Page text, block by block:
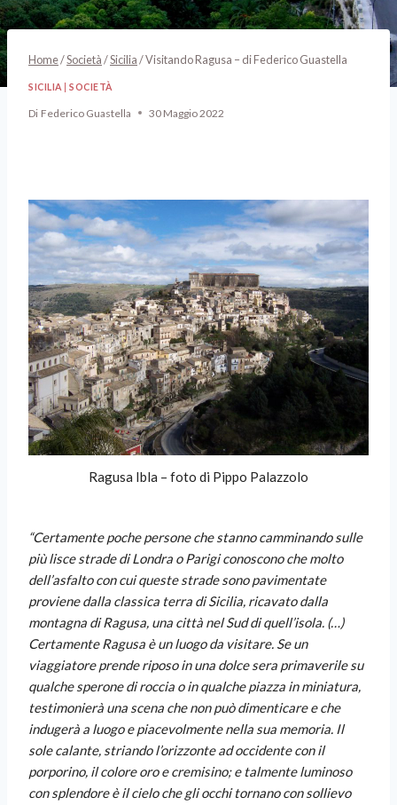
Home/Società/Sicilia/Visitando Ragusa – di Federico Guastella
SICILIA |SOCIETÀ
Di Federico Guastella 30 Maggio 2022
Ragusa Ibla – foto di Pippo Palazzolo
“Certamente poche persone che stanno camminando sulle
più lisce strade di Londra o Parigi conoscono che molto
dell’asfalto con cui queste strade sono pavimentate
proviene dalla classica terra di Sicilia, ricavato dalla
montagna di Ragusa, una città nel Sud di quell’isola. (…)
Certamente Ragusa è un luogo da visitare. Se un
viaggiatore prende riposo in una dolce sera primaverile su
qualche sperone di roccia o in qualche piazza in miniatura,
testimonierà una scena che non può dimenticare e che
indugerà a luogo e piacevolmente nella sua memoria. Il
sole calante, striando l’orizzonte ad occidente con il
porporino, il colore oro e cremisino; e talmente luminoso
con splendore è il cielo che gli occhi tornano con sollievo